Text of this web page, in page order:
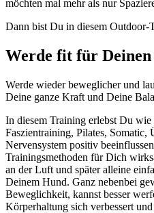
möchten mal mehr als nur
Dann bist Du in diesem Outdoor-
Werde fit für
Werde wieder beweglicher und
Deine ganze Kraft und Deine
In diesem Training erlebst Du
Faszientraining, Pilates, Somatic,
Nervensystem positiv
Trainingsmethoden für Dich
an der Luft und später alleine
Deinem Hund. Ganz nebenbei
Beweglichkeit, kannst besser
Körperhaltung sich verbessert